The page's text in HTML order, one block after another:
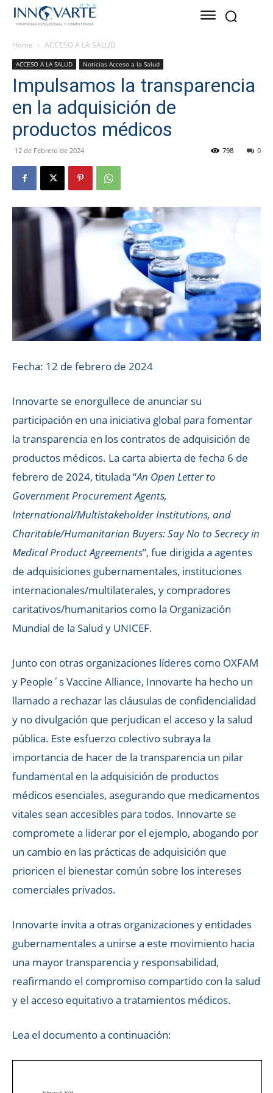
Home ACCESO A LA SALUD
ACCESO A LA SALUD Noticias Acceso a la Salud
Impulsamos la transparencia
en la adquisición de
productos médicos
12 de Febrero de 2024 0
798
Fecha: 12 de febrero de 2024
Innovarte se enorgullece de anunciar su
participación en una iniciativa global para fomentar
la transparencia en los contratos de adquisición de
productos médicos. La carta abierta de fecha 6 de
febrero de 2024, titulada “An Open Letter to
Government Procurement Agents,
International/Multistakeholder Institutions, and
Charitable/Humanitarian Buyers: Say No to Secrecy in
Medical Product Agreements”, fue dirigida a agentes
de adquisiciones gubernamentales, instituciones
internacionales/multilaterales, y compradores
caritativos/humanitarios como la Organización
Mundial de la Salud y UNICEF.
Junto con otras organizaciones líderes como OXFAM
y People´s Vaccine Alliance, Innovarte ha hecho un
llamado a rechazar las cláusulas de confidencialidad
y no divulgación que perjudican el acceso y la salud
pública. Este esfuerzo colectivo subraya la
importancia de hacer de la transparencia un pilar
fundamental en la adquisición de productos
médicos esenciales, asegurando que medicamentos
vitales sean accesibles para todos. Innovarte se
compromete a liderar por el ejemplo, abogando por
un cambio en las prácticas de adquisición que
prioricen el bienestar común sobre los intereses
comerciales privados.
Innovarte invita a otras organizaciones y entidades
gubernamentales a unirse a este movimiento hacia
una mayor transparencia y responsabilidad,
reafirmando el compromiso compartido con la salud
y el acceso equitativo a tratamientos médicos.
Lea el documento a continuación: